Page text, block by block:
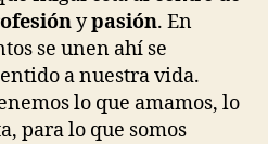
ypasión. En
se unen ahí se
a nuestra vida.
lo que amamos, lo
para lo que somos